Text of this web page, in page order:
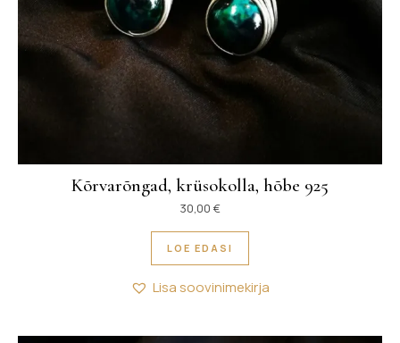
Kõrvarõngad, krüsokolla, hõbe 925
30,00 €
LOE EDASI
Lisa soovinimekirja